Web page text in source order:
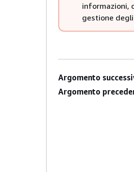
informazioni,
gestione
Argomento
Argomento